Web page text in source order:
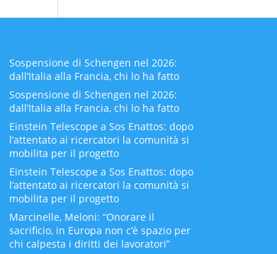
Sospensione di Schengen nel 2026:
dall’Italia alla Francia, chi lo ha fatto
Sospensione di Schengen nel 2026:
dall’Italia alla Francia, chi lo ha fatto
Einstein Telescope a Sos Enattos: dopo
l’attentato ai ricercatori la comunità si
mobilita per il progetto
Einstein Telescope a Sos Enattos: dopo
l’attentato ai ricercatori la comunità si
mobilita per il progetto
Marcinelle, Meloni: “Onorare il
sacrificio, in Europa non c’è spazio per
chi calpesta i diritti dei lavoratori”